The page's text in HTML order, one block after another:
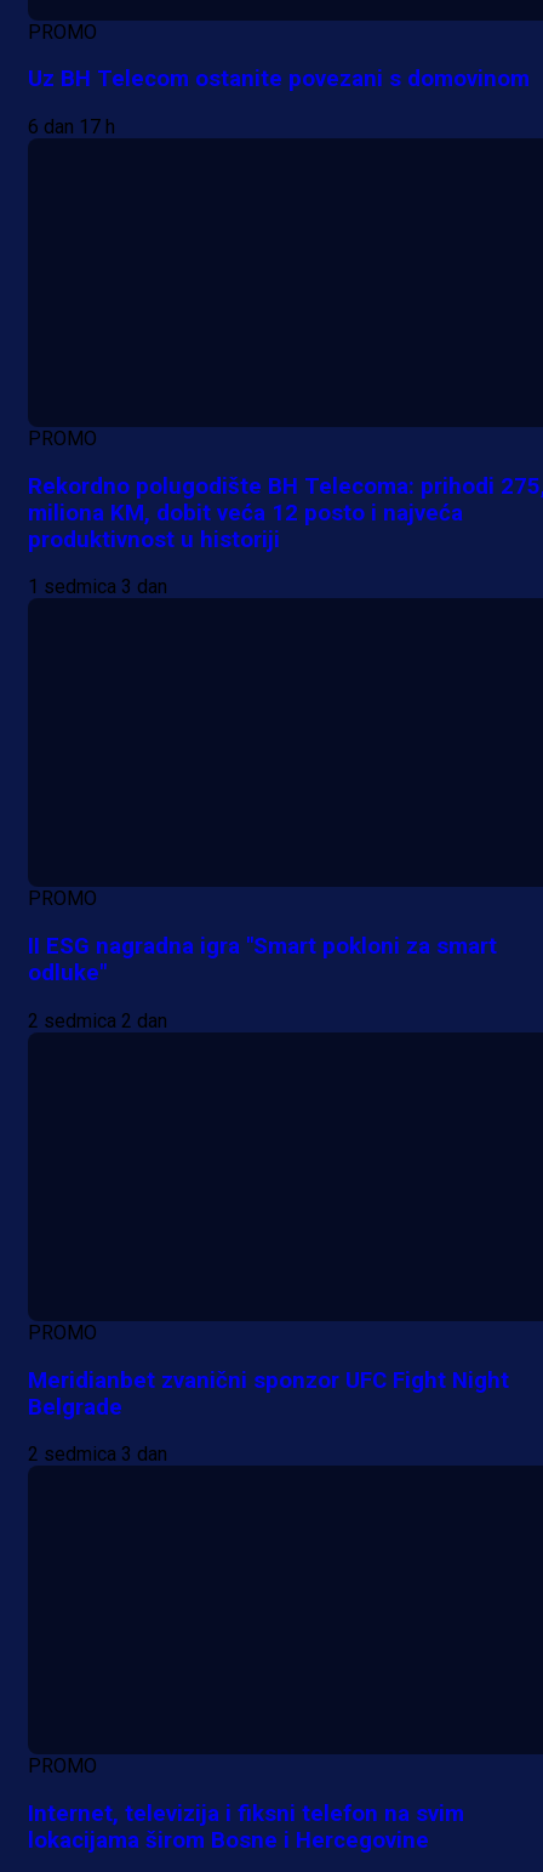
PROMO
Uz BH Telecom ostanite povezani s domovinom
6 dan 17 h
PROMO
Rekordno polugodište BH Telecoma: prihodi
miliona KM, dobit veća 12 posto i najveća
produktivnost u historiji
1 sedmica 3 dan
PROMO
II ESG nagradna igra "Smart pokloni za smart
odluke"
2 sedmica 2 dan
PROMO
Meridianbet zvanični sponzor UFC Fight Night
Belgrade
2 sedmica 3 dan
PROMO
Internet, televizija i fiksni telefon na svim
lokacijama širom Bosne i Hercegovine